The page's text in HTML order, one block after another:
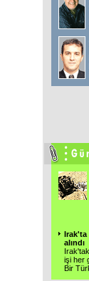
Irak'ta
alındı
işi her
Bir